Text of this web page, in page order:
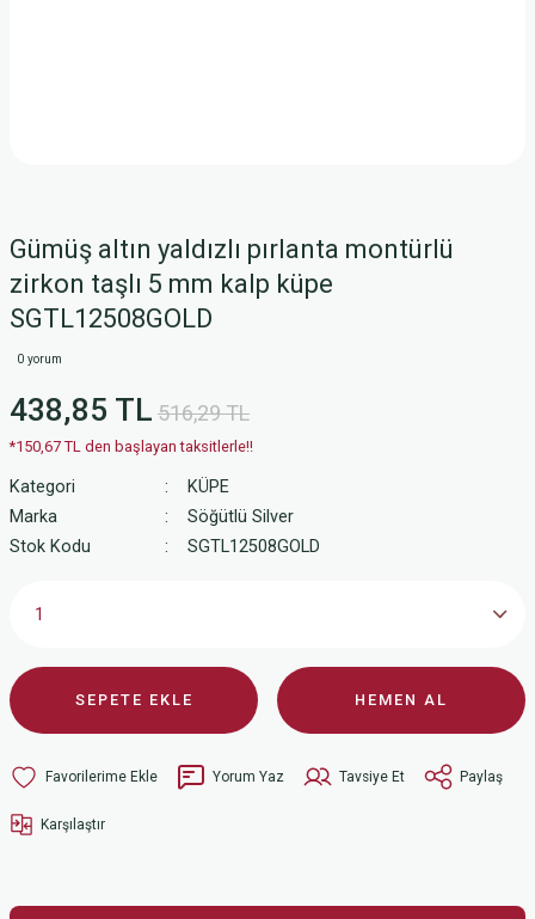
Gümüş altın yaldızlı pırlanta montürlü
zirkon taşlı 5 mm kalp küpe
SGTL12508GOLD
0 yorum
438,85 TL 516,29 TL
*150,67 TL den başlayan taksitlerle!!
Kategori
KÜPE
Marka
Söğütlü Silver
Stok Kodu
SGTL12508GOLD
SEPETE EKLE HEMEN AL
Yorum Yaz Tavsiye Et Paylaş
Karşılaştır